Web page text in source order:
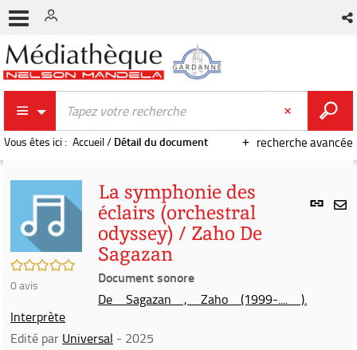
recherche avancée
Vous êtes ici : Accueil/ Détail du document
Lien
/5
0avis
La symphonie des
éclairs (orchestral
odyssey) / Zaho De
Sagazan
Document sonore
De Sagazan , Zaho (1999-.... ).
Interprète
Edité par Universal - 2025